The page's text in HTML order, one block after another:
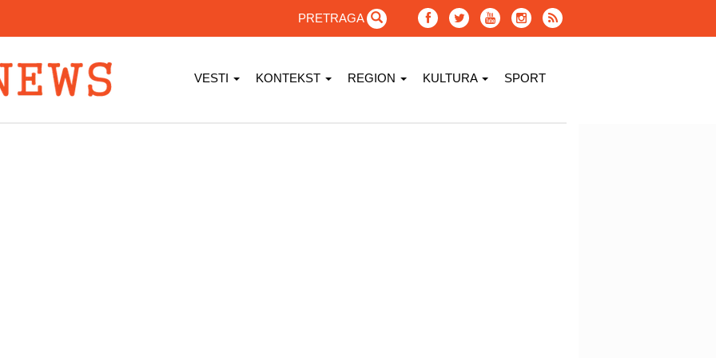
PRETRAGA
VESTI KONTEKST REGION KULTURA SPORT